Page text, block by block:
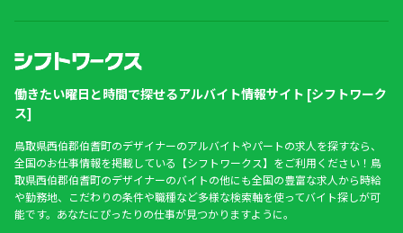
働きたい曜日と時間で探せるアルバイト情報サイト [シフトワーク
ス]
鳥取県西伯郡伯耆町のデザイナーのアルバイトやパートの求人を探すなら、
全国のお仕事情報を掲載している【シフトワークス】をご利用ください！鳥
取県西伯郡伯耆町のデザイナーのバイトの他にも全国の豊富な求人から時給
や勤務地、こだわりの条件や職種など多様な検索軸を使ってバイト探しが可
能です。あなたにぴったりの仕事が見つかりますように。